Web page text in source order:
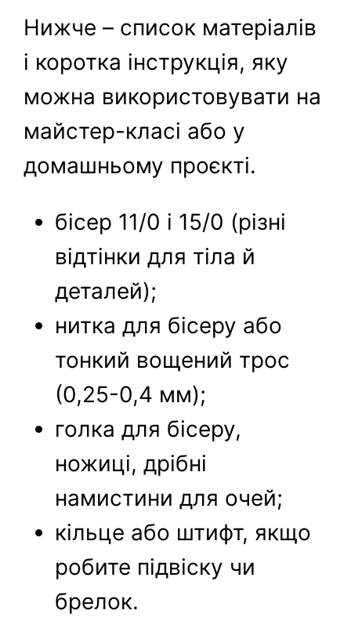
Нижче – список матеріалів
і коротка інструкція, яку
можна використовувати на
майстер-класі або у
домашньому проєкті.
бісер 11/0 і 15/0 (різні
відтінки для тіла й
деталей);
нитка для бісеру або
тонкий вощений трос
(0,25-0,4 мм);
голка для бісеру,
ножиці, дрібні
намистини для очей;
кільце або штифт, якщо
робите підвіску чи
брелок.